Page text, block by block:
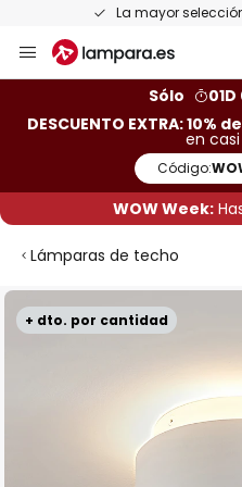
La mayor
al
Sólo
01D
DESCUENTO EXTRA: 10%
en
Código:
WOW Week:
Lámparas de techo
+ dto. por cantidad
Saltar
al